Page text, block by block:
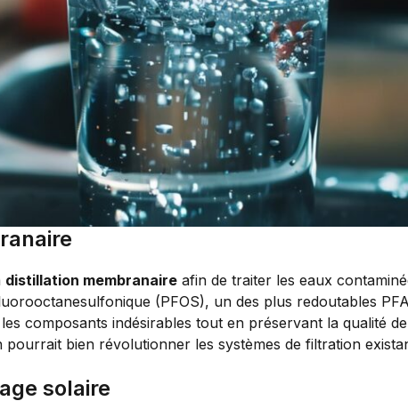
distillation membranaire afin de traiter les eaux
(PFOS), un des plus redoutables
composants indésirables tout en préservant la qualité de
pourrait bien révolutionner les systèmes de filtration
solaire